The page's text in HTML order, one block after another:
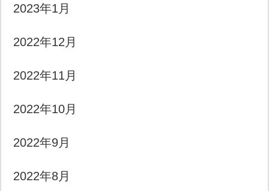
2023年1月
2022年12月
2022年11月
2022年10月
2022年9月
2022年8月